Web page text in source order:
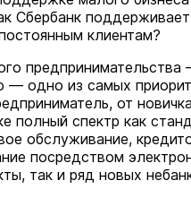
Сбербанк
клиентам?
предпринимательства
— одно из самых
от
полный спектр как
обслуживание,
посредством
так и ряд новых